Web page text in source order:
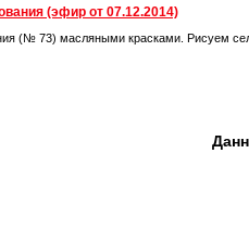
(эфир от 07.12.2014)
(№ 73) масляными красками. Рисуем